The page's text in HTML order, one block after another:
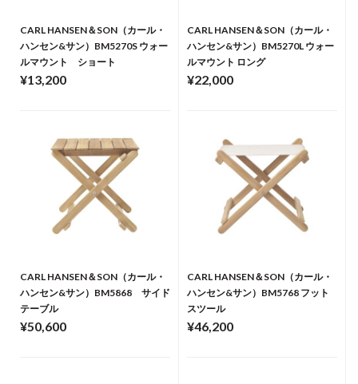
CARL HANSEN＆SON（カール・
ハンセン&サン）BM5270S ウォー
ルマウント ショート
¥13,200
CARL HANSEN＆SON（カール・
ハンセン&サン）BM5270L ウォー
ルマウント ロング
¥22,000
CARL HANSEN＆SON（カール・
ハンセン&サン）BM5868 サイド
テーブル
¥50,600
CARL HANSEN＆SON（カール・
ハンセン&サン）BM5768 フット
スツール
¥46,200